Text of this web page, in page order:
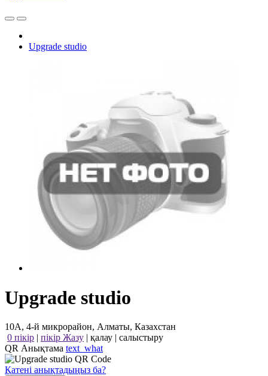
Upgrade studio
Upgrade studio
10А, 4-й микрорайон, Алматы, Казахстан
0 пікір | пікір Жазу | қалау | салыстыру
QR Анықтама text_what
Қатені анықтадыңыз ба?